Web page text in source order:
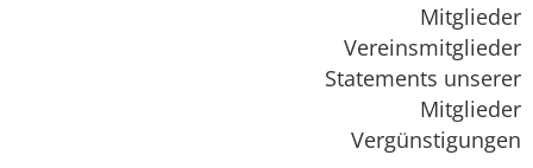
Mitglieder
Vereinsmitglieder
Statements unserer
Mitglieder
Vergünstigungen